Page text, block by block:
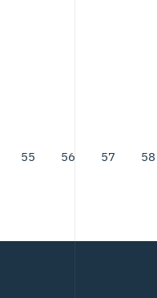
55 56 57 58